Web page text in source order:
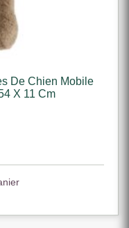
De Chien Mobile
X 11 Cm